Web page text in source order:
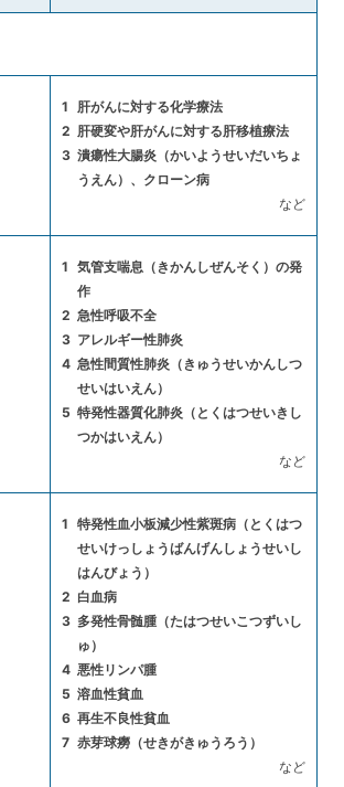
肝がんに対する化学療法
肝硬変や肝がんに対する肝移植療法
潰瘍性大腸炎（かいようせいだいちょ
うえん）、クローン病
など
気管支喘息（きかんしぜんそく）の発
作
急性呼吸不全
アレルギー性肺炎
急性間質性肺炎（きゅうせいかんしつ
せいはいえん）
特発性器質化肺炎（とくはつせいきし
つかはいえん）
など
特発性血小板減少性紫斑病（とくはつ
せいけっしょうばんげんしょうせいし
はんびょう）
白血病
多発性骨髄腫（たはつせいこつずいし
ゅ）
悪性リンパ腫
溶血性貧血
再生不良性貧血
赤芽球癆（せきがきゅうろう）
など